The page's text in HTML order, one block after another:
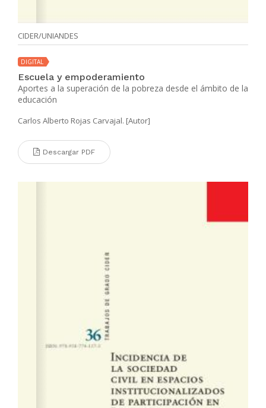
CIDER/UNIANDES
DIGITAL
Escuela y empoderamiento
Aportes a la superación de la pobreza desde el ámbito de la
educación
Carlos Alberto Rojas Carvajal. [Autor]
Descargar PDF